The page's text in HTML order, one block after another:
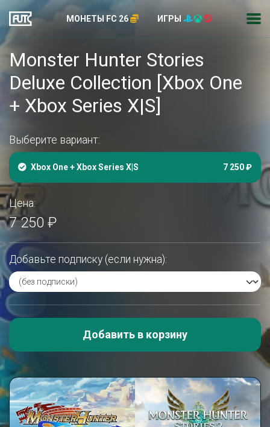
МОНЕТЫ FC 26 ИГРЫ
Monster Hunter Stories
Deluxe Collection [Xbox One
+ Xbox Series X|S]
Выберите вариант:
Xbox One + Xbox Series X|S 7 250 ₽
Цена:
7 250 ₽
Добавьте подписку (если нужна):
Добавить в корзину